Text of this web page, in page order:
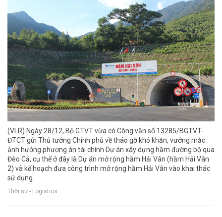
(VLR) Ngày 28/12, Bộ GTVT vừa có Công văn số 13285/BGTVT-
ĐTCT gửi Thủ tướng Chính phủ về tháo gỡ khó khăn, vướng mắc
ảnh hưởng phương án tài chính Dự án xây dựng hầm đường bộ qua
Đèo Cả, cụ thể ở đây là Dự án mở rộng hầm Hải Vân (hầm Hải Vân
2) và kế hoạch đưa công trình mở rộng hầm Hải Vân vào khai thác
sử dụng.
Thời sự - Logistics